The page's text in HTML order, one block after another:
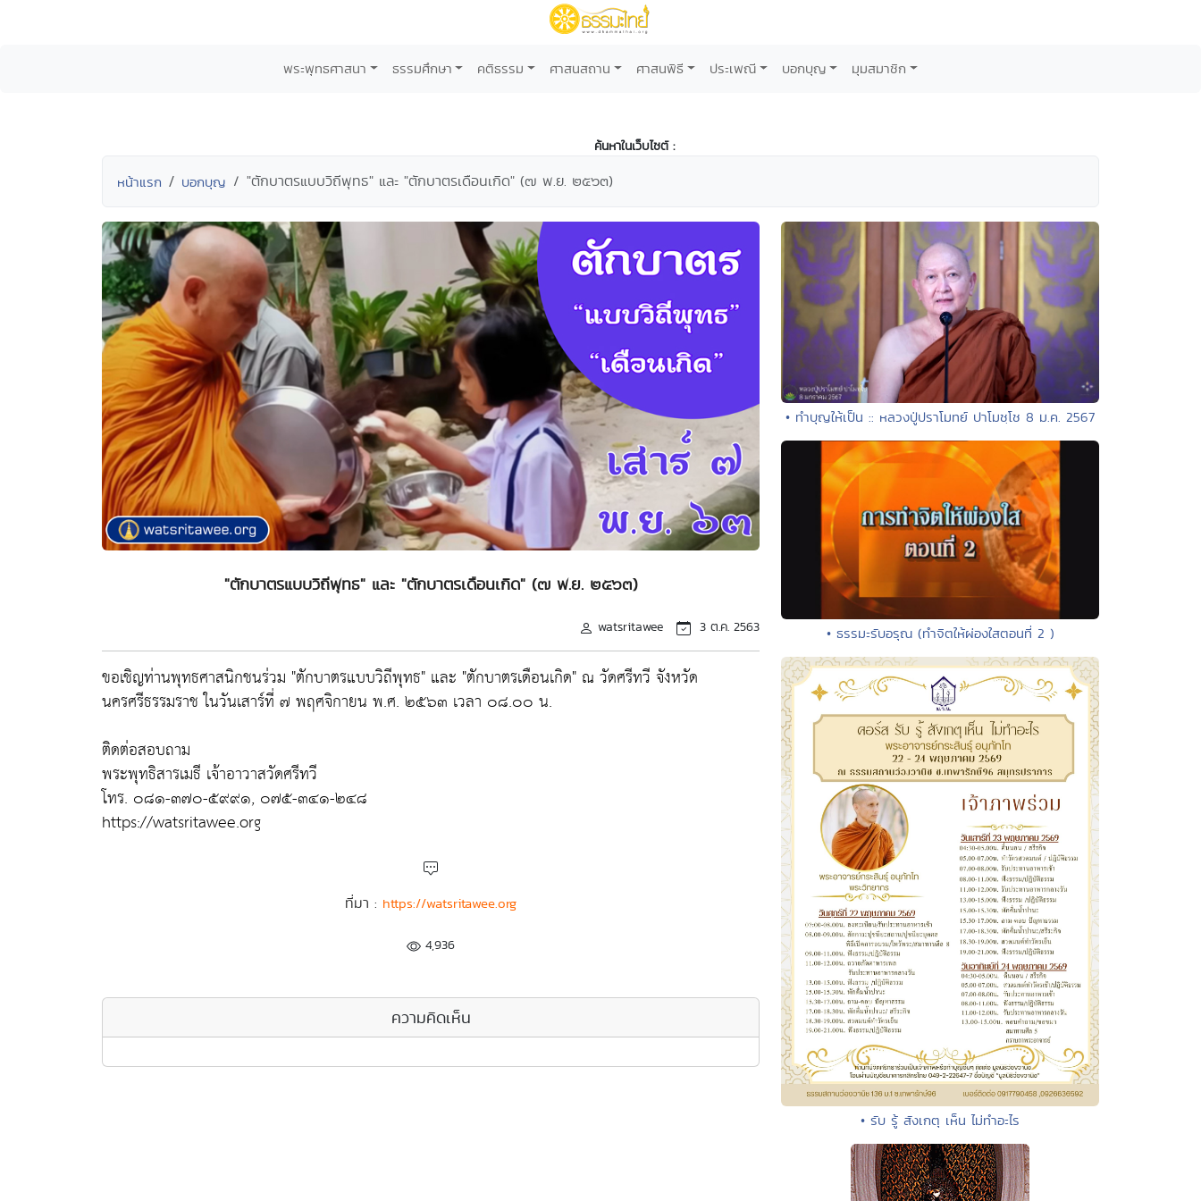
พระพุทธศาสนา ธรรมศึกษา คติธรรม ศาสนสถาน ศาสนพิธี ประเพณี บอกบุญ มุมสมาชิก
ค้นหาในเว็บไซต์ :
หน้าแรก บอกบุญ "ตักบาตรแบบวิถีพุทธ" และ "ตักบาตรเดือนเกิด" (๗ พ.ย. ๒๕๖๓)
"ตักบาตรแบบวิถีพุทธ" และ "ตักบาตรเดือนเกิด" (๗ พ.ย. ๒๕๖๓)
watsritawee 3 ต.ค. 2563
ขอเชิญท่านพุทธศาสนิกชนร่วม "ตักบาตรแบบวิถีพุทธ" และ "ตักบาตรเดือนเกิด" ณ วัดศรีทวี จังหวัด
นครศรีธรรมราช ในวันเสาร์ที่ ๗ พฤศจิกายน พ.ศ. ๒๕๖๓ เวลา ๐๘.๐๐ น.
ติดต่อสอบถาม
พระพุทธิสารเมธี เจ้าอาวาสวัดศรีทวี
โทร. ๐๘๑-๓๗๐-๕๙๙๑, ๐๗๕-๓๔๑-๒๔๘
https://watsritawee.org
ที่มา : https://watsritawee.org
4,936
ความคิดเห็น
• ทำบุญให้เป็น :: หลวงปู่ปราโมทย์ ปาโมชฺโช 8 ม.ค. 2567
• ธรรมะรับอรุณ (ทำจิตให้ผ่องใสตอนที่ 2 )
• รับ รู้ สังเกตุ เห็น ไม่ทำอะไร